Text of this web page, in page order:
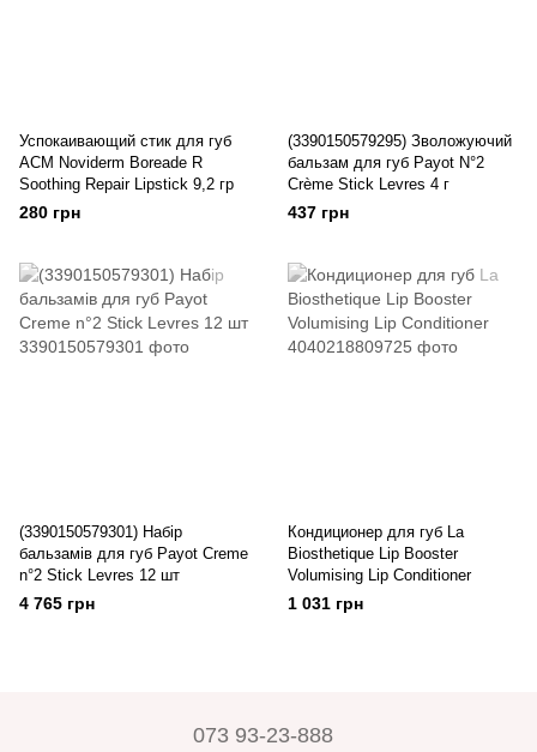
Успокаивающий стик для губ
ACM Noviderm Boreade R
Soothing Repair Lipstick 9,2 гр
280 грн
(3390150579295) Зволожуючий
бальзам для губ Payot N°2
Crème Stick Levres 4 г
437 грн
(3390150579301) Набір
бальзамів для губ Payot Creme
n°2 Stick Levres 12 шт
4 765 грн
Кондиционер для губ La
Biosthetique Lip Booster
Volumising Lip Conditioner
1 031 грн
073 93-23-888